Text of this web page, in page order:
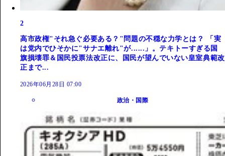
2
高市政権"それ急ぐ必要ある？"問題の不穏な力学とは？ 「実
は党内でひそかに"サナエ離れ"が......」。テキトーすぎる国
旗損壊罪＆国民投票法改正に、国民が望んでいない皇室典範改
正まで...
2026年06月28日 07:00
政治・国際